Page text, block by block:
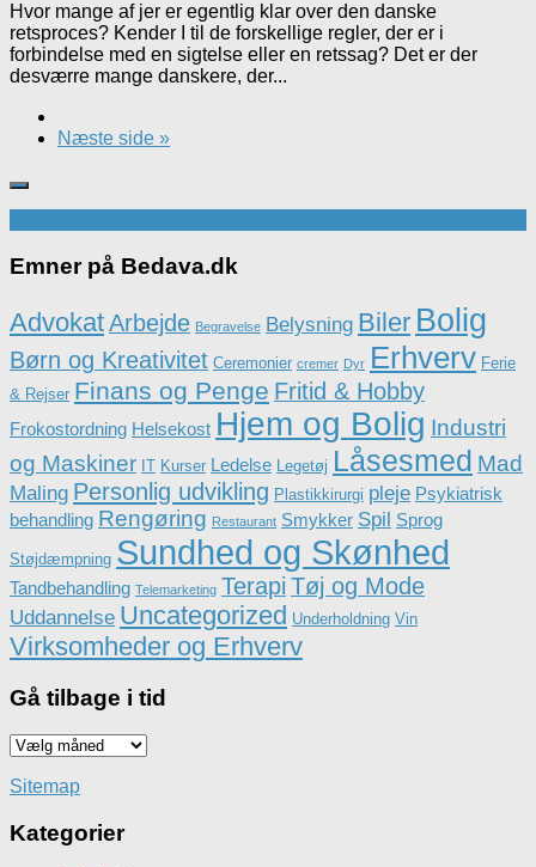
Hvor mange af jer er egentlig klar over den danske
retsproces? Kender I til de forskellige regler, der er i
forbindelse med en sigtelse eller en retssag? Det er der
desværre mange danskere, der...
Næste side »
Emner på Bedava.dk
AdvokatArbejde Begravelse Belysning Biler Bolig
Børn og Kreativitet Ceremonier cremer Dyr Erhverv Ferie
& Rejser Finans og Penge Fritid & Hobby
Frokostordning Helsekost Hjem og Bolig Industri
og Maskiner IT Kurser Ledelse Legetøj Låsesmed Mad
Maling Personlig udvikling Plastikkirurgi pleje Psykiatrisk
behandling Rengøring Restaurant Smykker Spil Sprog
Støjdæmpning Sundhed og Skønhed
Tandbehandling Telemarketing Terapi Tøj og Mode
Uddannelse Uncategorized Underholdning Vin
Virksomheder og Erhverv
Gå tilbage i tid
Gå
iSitemap
Kategorier